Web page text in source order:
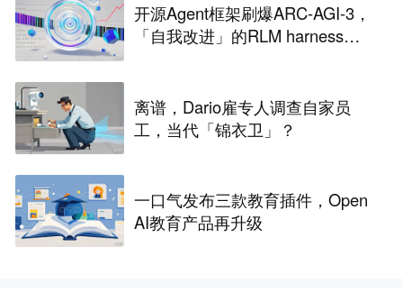
开源Agent框架刷爆ARC-AGI-3，
「自我改进」的RLM harness引
离谱，Dario雇专人调查自家员
工，当代「锦衣卫」？
一口气发布三款教育插件，Open
AI教育产品再升级